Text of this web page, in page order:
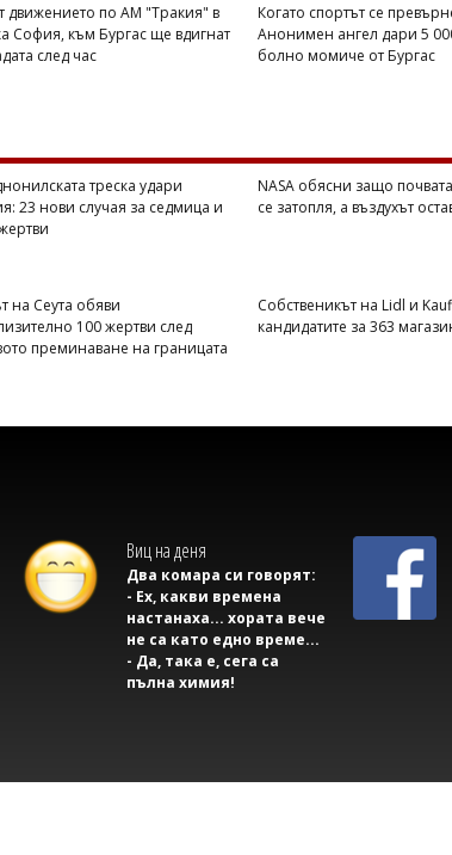
движението по АМ "Тракия" в
София, към Бургас ще вдигнат
след час
Когато спортът се
Анонимен ангел дари 5
болно момиче от Бургас
треска удари
23 нови случая за седмица и
NASA обясни защо
се затопля, а въздухът
на Сеута обяви
100 жертви след
преминаване на границата
Собственикът на Lidl и
кандидатите за 363
Виц на деня
Два комара си говорят:
- Ех, какви времена
настанаха... хората вече
не са като едно време...
- Да, така е, сега са
пълна химия!